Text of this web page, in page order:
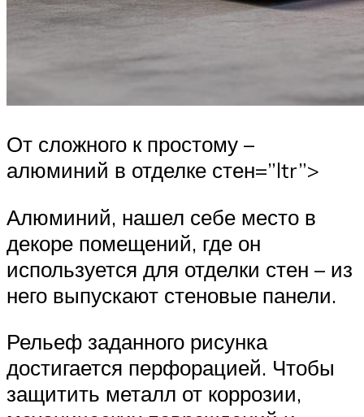
От сложного к простому –
алюминий в отделке стен=”ltr”>
Алюминий, нашел себе место в
декоре помещений, где он
используется для отделки стен – из
него выпускают стеновые панели.
Рельеф заданного рисунка
достигается перфорацией. Чтобы
защитить металл от коррозии,